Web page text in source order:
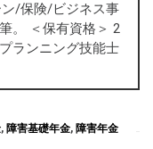
/保険/ビジネス事
。 ＜保有資格＞ 2
ランニング技能士
, 障害基礎年金, 障害年金